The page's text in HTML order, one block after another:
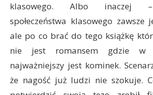
klasowego. Albo inaczej
społeczeństwa klasowego zawsze
ale po co brać do tego książkę
nie jest romansem gdzie w
najważniejszy jest kominek.
że nagość już ludzi nie szokuje.